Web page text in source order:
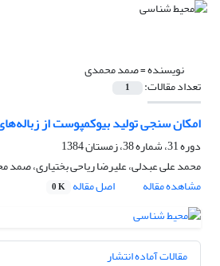
نویسنده =صمد محمدی
تعداد مقالات: 1
امکان سنجی تولید بیوکمپوست از
دوره 31، شماره 38، زمستان 1384
محمد علی عبدلی، علیرضا ریاحی بختیاری، صمد
مشاهده مقاله
اصل مقاله 0 K
مقالات آماده انتشار